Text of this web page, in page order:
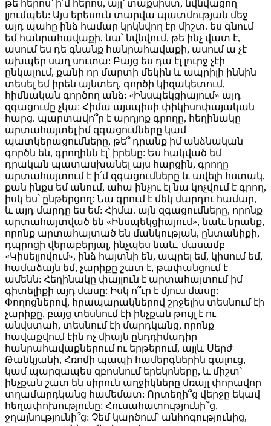
թե հերոս՝ ի՛մ հերոս, այլ՝ տաքսիստ, նվնվացող
լյումպեն: Այս երեսուն տարվա պատմության մեջ
այդ պահը ինձ համար կրկնվող էր միշտ. ես գնում
եմ հանրահավաքի, նա՝ նվնվում, թե ինչ վատ է,
ասում ես դե գնանք հանրահավաքի, ասում ա չէ
ախպեր սաղ սուտա: Բայց ես դա էլ լուրջ չէի
ընկալում, քանի որ մարտի մեկին և ապրիլի իննին
տեսել եմ իրեն այնտեղ, գործի կիզակետում,
հիմնական գործող անձ: «Ինսպեկցիայում» այդ
զգացումը չկա: Հիմա այսպիսի փիկիսոփայական
հարց. պարտավո՞ր է արդյոք գրողը, հեղինակը
արտահայտել իմ զգացումները կամ
պատկերացումները, թե՞ դրանք իմ անձնական
գործն են, գրողինն էլ՝ իրենը: Ես հակված եմ
դրական պատասխանել այս հարցին, գրողը
արտահայտում է ի՛մ զգացումները և ավելի հստակ,
քան ինքս եմ անում, ահա ինչու էլ նա կոչվում է գրող,
իսկ ես՝ ընթերցող: Նա գրում է մեկ մարդու համար,
և այդ մարդը ես եմ: Հիմա. այն զգացումները, որոնք
արտահայտված են «Ինսպեկցիայում», նաև նրանք,
որոնք արտահայտած են մանկության, ընտանիքի,
դպրոցի վերաբերյալ, ինչպես նաև, մասամբ
«Կիսելյովում», ինձ հայտնի են, ապրել եմ, կիսում եմ,
համաձայն եմ, չարիքը շատ է, թափանցում է
ամենն: Հեղինակը փայլուն է արտահայտում իմ
գիտելիքի այդ մասը: Իսկ ո՞ւր է մյուս մասը:
Փողոցներով, հրապարակներով շրջելիս տեսնում էի
չարիքը, բայց տեսնում էի ինչքան թույլ է ու
անվստահ, տեսնում էի մարդկանց, որոնք
հավաքվում էին ոչ միայն ընդդիմադիր
հանրահավաքներում ու երթերում, այլև Սերժ
Թանկյանի, Հռոմի պապի համերգներին գալուց,
կամ պարզապես զբոսնում երեկոները, և միշտ`
ինչքան շատ են սիրուն աղջիկները մռայլ փորավոր
տղամարդկանց համեմատ: Որտեղի՞ց վերջը եկավ
հեղափոխությունը: Հուսահատությունի՞ց,
ջղայնությունի՞ց: Չեմ կարծում՝ անհոգությունից,